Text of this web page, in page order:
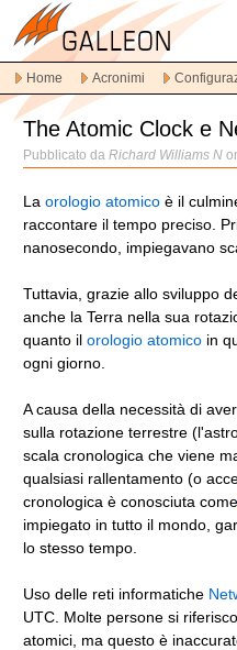
alla
navigazione
principale
Vai
contenuto
principale
contenuto
Home Acronimi
The Atomic Clock e
Pubblicato da Richard Williams N
La orologio atomico è il
raccontare il tempo preciso.
nanosecondo, impiegavano
Tuttavia, grazie allo sviluppo
anche la Terra nella sua
quanto il orologio atomico in
ogni giorno.
A causa della necessità di
sulla rotazione terrestre
scala cronologica che viene
qualsiasi rallentamento (o
cronologica è conosciuta come
impiegato in tutto il mondo,
lo stesso tempo.
Uso delle reti informatiche
UTC. Molte persone si
atomici, ma questo è